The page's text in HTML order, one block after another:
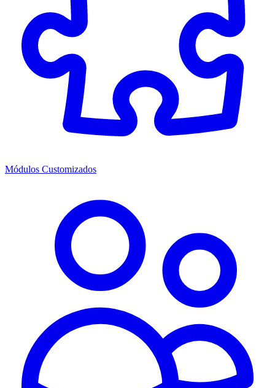
Módulos Customizados